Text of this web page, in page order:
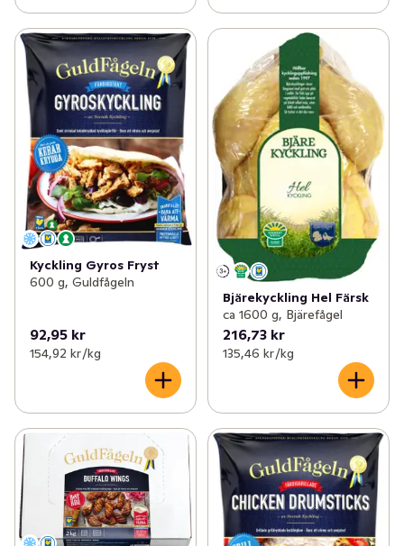
Kyckling Gyros Fryst
600 g, Guldfågeln
92,95 kr
154,92 kr /kg
Bjärekyckling Hel Färsk
ca 1600 g, Bjärefågel
216,73 kr
135,46 kr /kg